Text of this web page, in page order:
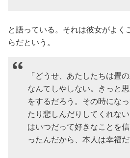
と語っている。それは彼女がよく
らだという。
「どうせ、あたしたちは畳
なんてしやしない。きっと
をするだろう。その時にな
たり悲しんだりしてくれな
はいつだって好きなことを
ったんだから、本人は幸福